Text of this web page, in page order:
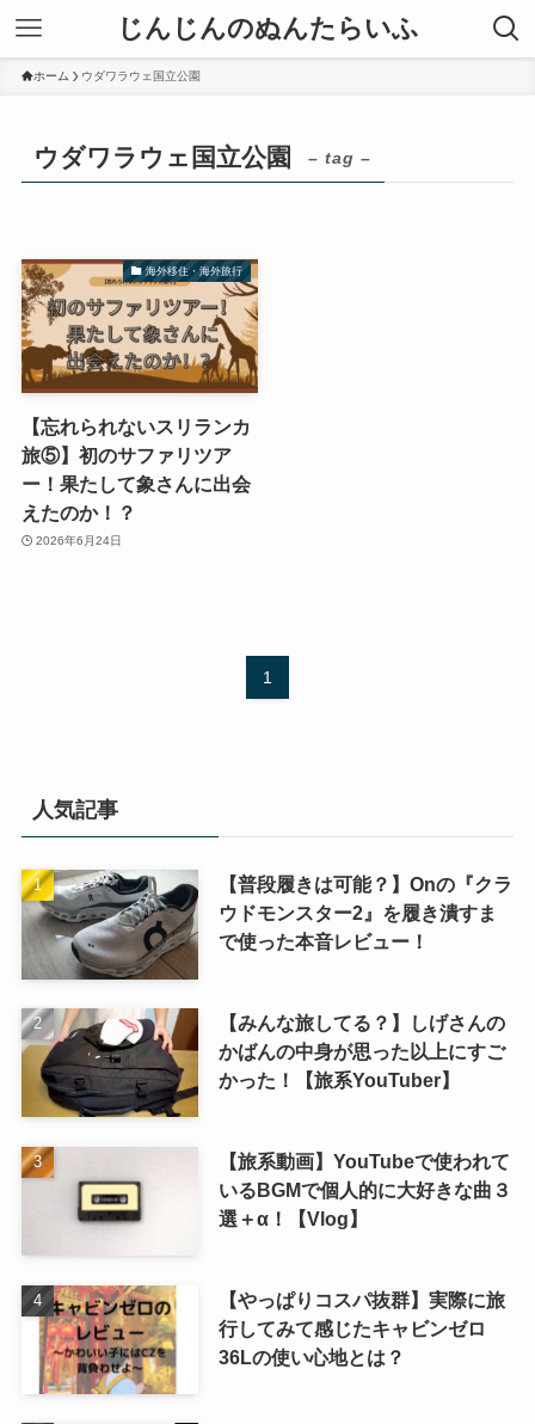
じんじんのぬんたらいふ
ホーム ウダワラウェ国立公園
ウダワラウェ国立公園 – tag –
海外移住・海外旅行
【忘れられないスリランカ
旅⑤】初のサファリツア
ー！果たして象さんに出会
えたのか！？
2026年6月24日
1
人気記事
【普段履きは可能？】Onの『クラ
ウドモンスター2』を履き潰すま
で使った本音レビュー！
【みんな旅してる？】しげさんの
かばんの中身が思った以上にすご
かった！【旅系YouTuber】
【旅系動画】YouTubeで使われて
いるBGMで個人的に大好きな曲３
選＋α！【Vlog】
【やっぱりコスパ抜群】実際に旅
行してみて感じたキャビンゼロ
36Lの使い心地とは？